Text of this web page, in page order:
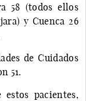
58 (todos ellos
y Cuenca 26
de Cuidados
51.
pacientes,